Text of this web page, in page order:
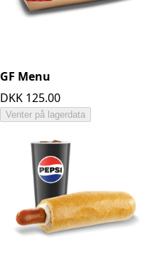
GF Menu
DKK 125.00
Venter på lagerdata